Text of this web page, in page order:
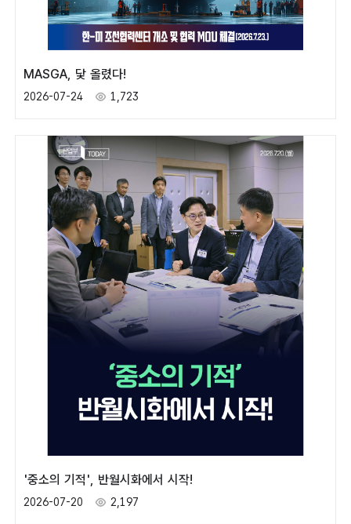
MASGA, 닻 올렸다!
2026-07-24 1,723
'중소의 기적', 반월시화에서 시작!
2026-07-20 2,197